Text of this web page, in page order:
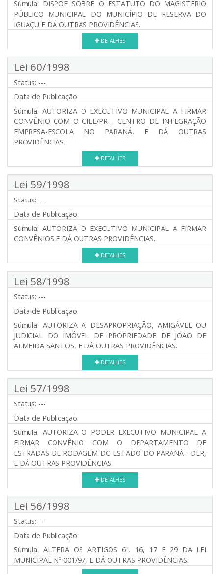
Súmula: DISPÕE SOBRE O ESTATUTO DO MAGISTÉRIO
PÚBLICO MUNICIPAL DO MUNICÍPIO DE RESERVA DO
IGUAÇU E DÁ OUTRAS PROVIDÊNCIAS.
DETALHES
Lei 60/1998
Status: ---
Data de Publicação:
Súmula: AUTORIZA O EXECUTIVO MUNICIPAL A FIRMAR
CONVÊNIO COM O CIEE/PR - CENTRO DE INTEGRAÇÃO
EMPRESA-ESCOLA NO PARANÁ, E DÁ OUTRAS
PROVIDÊNCIAS.
DETALHES
Lei 59/1998
Status: ---
Data de Publicação:
Súmula: AUTORIZA O EXECUTIVO MUNICIPAL A FIRMAR
CONVÊNIOS E DÁ OUTRAS PROVIDÊNCIAS.
DETALHES
Lei 58/1998
Status: ---
Data de Publicação:
Súmula: AUTORIZA A DESAPROPRIAÇÃO, AMIGÁVEL OU
JUDICIAL DO IMÓVEL DE PROPRIEDADE DE JOÃO DE
ALMEIDA SANTOS, E DÁ OUTRAS PROVIDÊNCIAS.
DETALHES
Lei 57/1998
Status: ---
Data de Publicação:
Súmula: AUTORIZA O PODER EXECUTIVO MUNICIPAL A
FIRMAR CONVÊNIO COM O DEPARTAMENTO DE
ESTRADAS DE RODAGEM DO ESTADO DO PARANÁ - DER,
E DÁ OUTRAS PROVIDÊNCIAS
DETALHES
Lei 56/1998
Status: ---
Data de Publicação:
Súmula: ALTERA OS ARTIGOS 6º, 16, 17 E 29 DA LEI
MUNICIPAL Nº 001/97, E DÁ OUTRAS PROVIDÊNCIAS.